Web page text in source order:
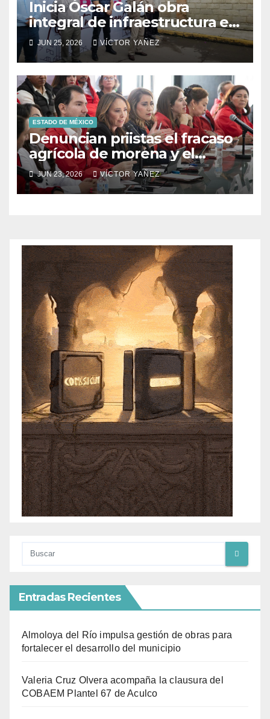
Inicia Óscar Galán obra
integral de infraestructura en
Prolongación León Guzmán
JUN 25, 2026 VÍCTOR YAÑEZ
ESTADO DE MÉXICO
Denuncian priistas el fracaso
agrícola de morena y el
abandono al campo
mexicano
JUN 23, 2026 VÍCTOR YAÑEZ
Entradas Recientes
Almoloya del Río impulsa gestión de obras para
fortalecer el desarrollo del municipio
Valeria Cruz Olvera acompaña la clausura del
COBAEM Plantel 67 de Aculco